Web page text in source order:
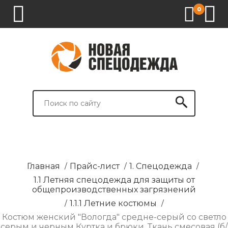
0
СПЕЦОДЕЖДА
СПЕЦОБУВЬ
СРЕДСТВА
ВСПОМОГАТЕЛЬНЫЕ
БРЕНДИРОВАНИЕ
Главная / Прайс-лист / 1. Спецодежда /
1.1 Летняя спецодежда для защиты от
общепроизводственных загрязнений
/ 1.1.1 Летние костюмы /
Костюм женский "Вологда" средне-серый со светло